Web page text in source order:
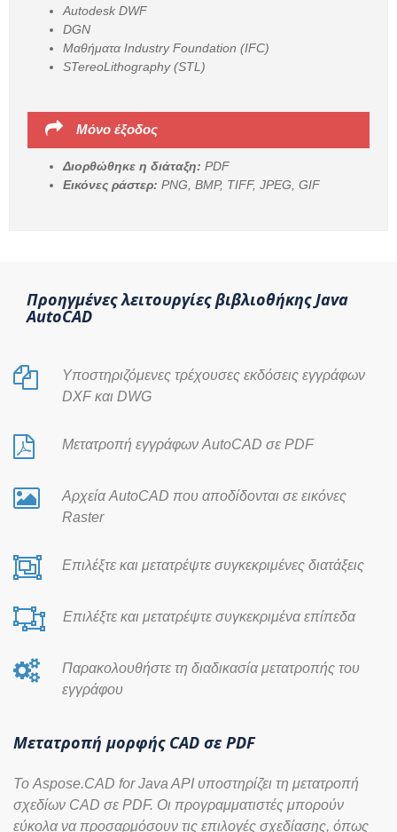
Autodesk DWF
DGN
Μαθήματα Industry Foundation (IFC)
STereoLithography (STL)
Μόνο έξοδος
Διορθώθηκε η διάταξη: PDF
Εικόνες ράστερ: PNG, BMP, TIFF, JPEG, GIF
Προηγμένες λειτουργίες βιβλιοθήκης Java
AutoCAD
Υποστηριζόμενες τρέχουσες εκδόσεις εγγράφων
DXF και DWG
Μετατροπή εγγράφων AutoCAD σε PDF
Αρχεία AutoCAD που αποδίδονται σε εικόνες
Raster
Επιλέξτε και μετατρέψτε συγκεκριμένες διατάξεις
Επιλέξτε και μετατρέψτε συγκεκριμένα επίπεδα
Παρακολουθήστε τη διαδικασία μετατροπής του
εγγράφου
Μετατροπή μορφής CAD σε PDF
Το Aspose.CAD for Java API υποστηρίζει τη μετατροπή
σχεδίων CAD σε PDF. Οι προγραμματιστές μπορούν
εύκολα να προσαρμόσουν τις επιλογές σχεδίασης, όπως